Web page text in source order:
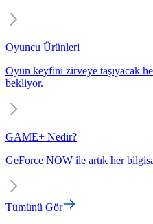
Oyuncu Ürünleri
Oyun keyfini zirveye taşıyacak
bekliyor.
GAME+ Nedir?
GeForce NOW ile artık her
Tümünü Gör